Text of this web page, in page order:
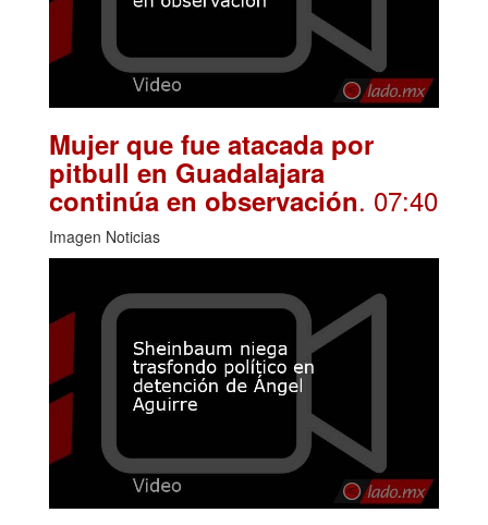
Mujer que fue atacada por
pitbull en Guadalajara
continúa en observación. 07:40
Imagen Noticias